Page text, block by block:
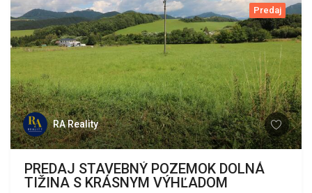
Predaj
RA Reality
PREDAJ STAVEBNÝ POZEMOK DOLNÁ
TIŽINA S KRÁSNYM VÝHĽADOM